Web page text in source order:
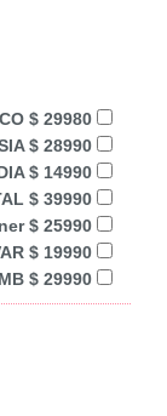
$ 29980
$ 28990
$ 14990
$ 39990
$ 25990
$ 19990
$ 29990